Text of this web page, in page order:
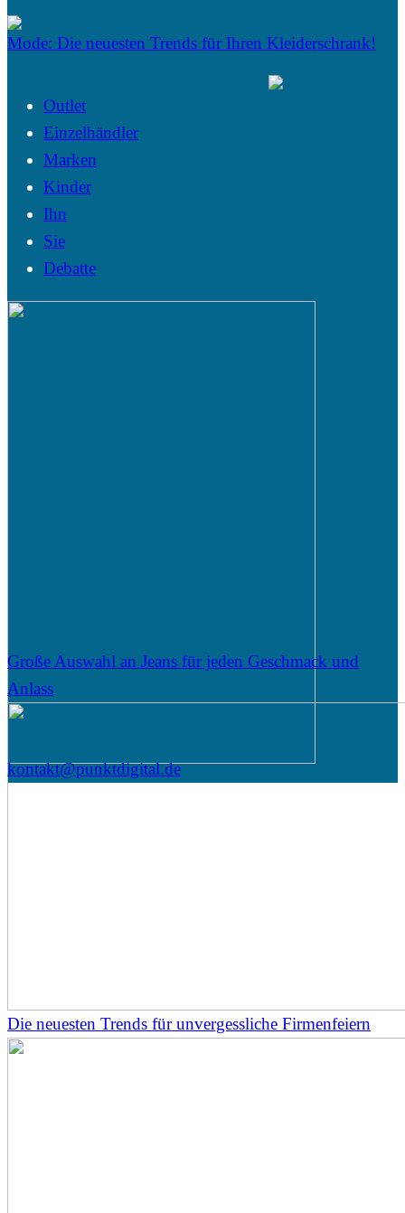
Mode: Die neuesten Trends für Ihren Kleiderschrank!
Outlet
Einzelhändler
Marken
Kinder
Ihn
Sie
Debatte
Große Auswahl an Jeans für jeden Geschmack und
Anlass
Die neuesten Trends für unvergessliche Firmenfeiern
kontakt@punktdigital.de